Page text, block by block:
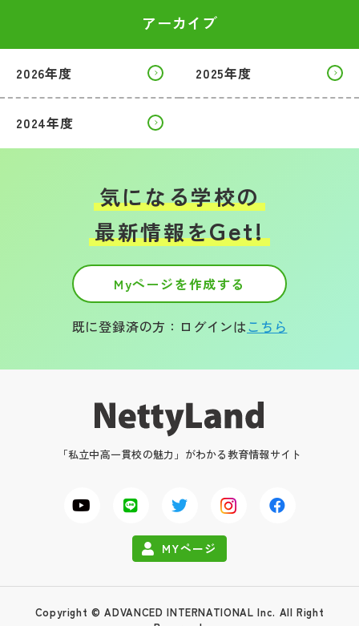
アーカイブ
2026年度 2025年度
2024年度
気になる学校の
最新情報をGet!
Myページを作成する
既に登録済の方：ログインはこちら
「私立中高一貫校の魅力」がわかる教育情報サイト
MYページ
Copyright © ADVANCED INTERNATIONAL Inc. All Right